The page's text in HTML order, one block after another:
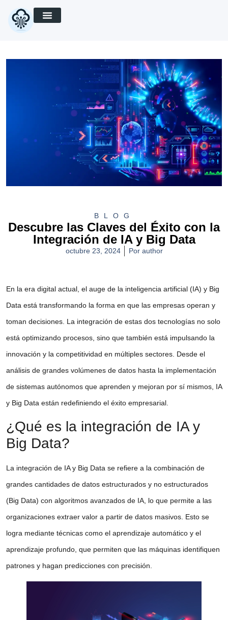
BLOG
Descubre las Claves del Éxito con la
Integración de IA y Big Data
octubre 23, 2024 Porauthor
En la era digital actual, el auge de la inteligencia artificial (IA) y Big
Data está transformando la forma en que las empresas operan y
toman decisiones. La integración de estas dos tecnologías no solo
está optimizando procesos, sino que también está impulsando la
innovación y la competitividad en múltiples sectores. Desde el
análisis de grandes volúmenes de datos hasta la implementación
de sistemas autónomos que aprenden y mejoran por sí mismos, IA
y Big Data están redefiniendo el éxito empresarial.
¿Qué es la integración de IA y
Big Data?
La integración de IA y Big Data se refiere a la combinación de
grandes cantidades de datos estructurados y no estructurados
(Big Data) con algoritmos avanzados de IA, lo que permite a las
organizaciones extraer valor a partir de datos masivos. Esto se
logra mediante técnicas como el aprendizaje automático y el
aprendizaje profundo, que permiten que las máquinas identifiquen
patrones y hagan predicciones con precisión.